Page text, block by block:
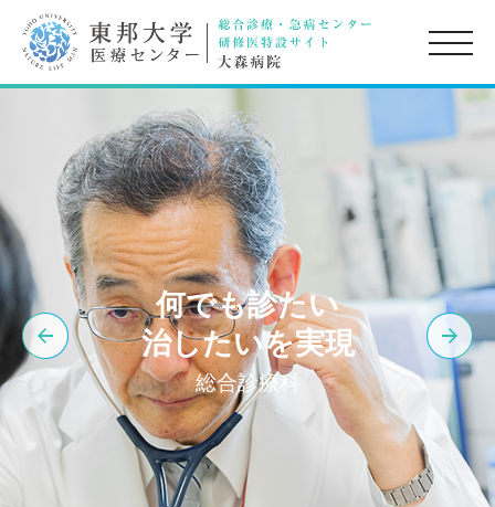
toggle
何でも診たい
治したいを実現
総合診療科